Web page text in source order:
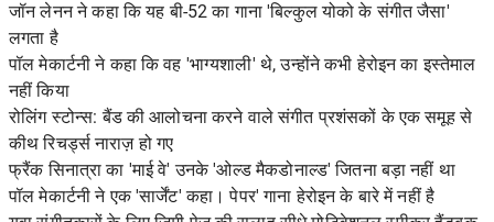
जॉन लेनन ने कहा कि यह बी-52 का गाना 'बिल्कुल योको के संगीत जैसा'
लगता है
पॉल मेकार्टनी ने कहा कि वह 'भाग्यशाली' थे, उन्होंने कभी हेरोइन का इस्तेमाल
नहीं किया
रोलिंग स्टोन्स: बैंड की आलोचना करने वाले संगीत प्रशंसकों के एक समूह से
कीथ रिचर्ड्स नाराज़ हो गए
फ्रैंक सिनात्रा का 'माई वे' उनके 'ओल्ड मैकडोनाल्ड' जितना बड़ा नहीं था
पॉल मेकार्टनी ने एक 'सार्जेंट' कहा। पेपर' गाना हेरोइन के बारे में नहीं है